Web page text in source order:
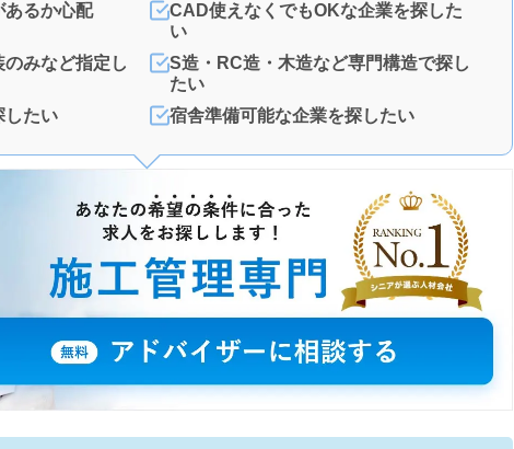
あるか心配
CAD使えなくでもOKな企業を探した
い
みなど指定し
S造・RC造・木造など専門構造で探し
たい
したい
宿舎準備可能な企業を探したい